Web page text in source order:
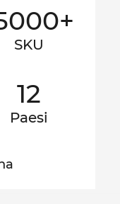
SKU
12
Paesi